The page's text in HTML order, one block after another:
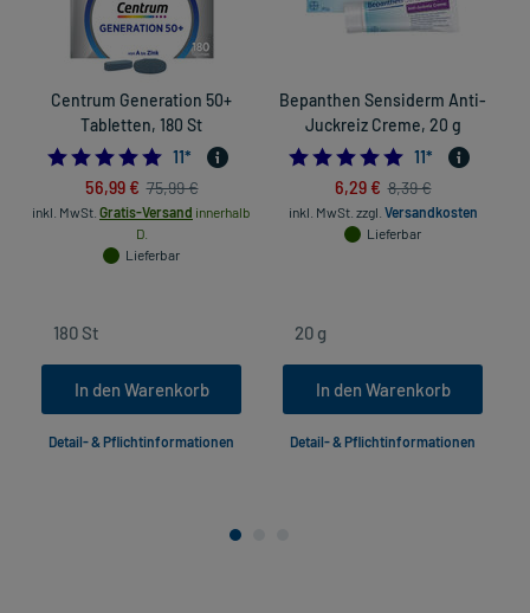
Centrum Generation 50+
Tabletten, 180 St
4.7272727272727275
11*
56,99 € 75,99 €
inkl. MwSt. Gratis-Versand innerhalb
D.
Lieferbar
In den Warenkorb
Detail- & Pflichtinformationen
Bepanthen Sensiderm Anti-
Juckreiz Creme, 20 g
5.0
11*
6,29 € 8,39 €
inkl. MwSt. zzgl. Versandkosten
Lieferbar
In den Warenkorb
Detail- & Pflichtinformationen